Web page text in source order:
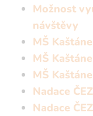
Možnost
návštěvy
MŠ
MŠ
MŠ
Nadace
Nadace